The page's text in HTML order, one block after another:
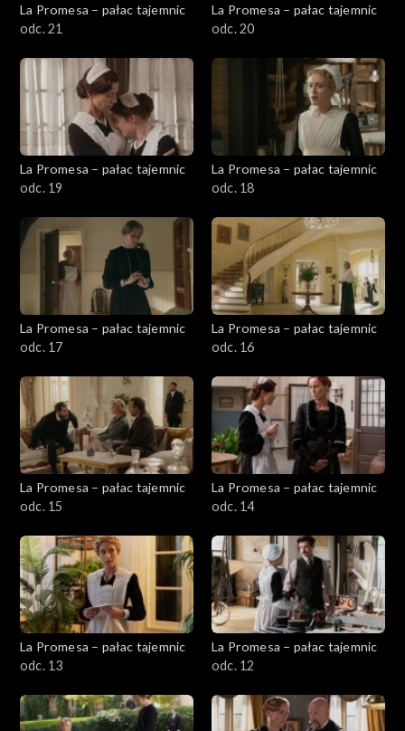
La Promesa – pałac tajemnic
odc. 21
La Promesa – pałac tajemnic
odc. 20
La Promesa – pałac tajemnic
odc. 19
La Promesa – pałac tajemnic
odc. 18
La Promesa – pałac tajemnic
odc. 17
La Promesa – pałac tajemnic
odc. 16
La Promesa – pałac tajemnic
odc. 15
La Promesa – pałac tajemnic
odc. 14
La Promesa – pałac tajemnic
odc. 13
La Promesa – pałac tajemnic
odc. 12